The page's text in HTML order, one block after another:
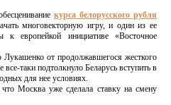
курса белорусского рубля
многовекторную игру, и один из ее
к европейкой инициативе «Восточное
Лукашенко от продолжавшегося жесткого
таки подтолкнуло Беларусь вступить в
для нее условиях.
Москва уже сделала ставку на смену